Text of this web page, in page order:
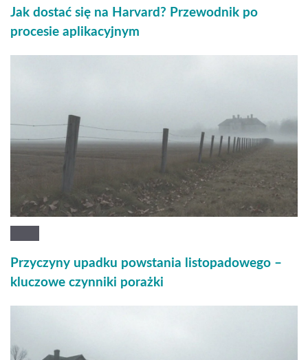
Jak dostać się na Harvard? Przewodnik po
procesie aplikacyjnym
Przyczyny upadku powstania listopadowego –
kluczowe czynniki porażki